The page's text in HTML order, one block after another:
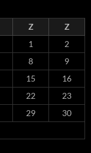
Z
Z
1
2
8
9
15
16
22
23
29
30